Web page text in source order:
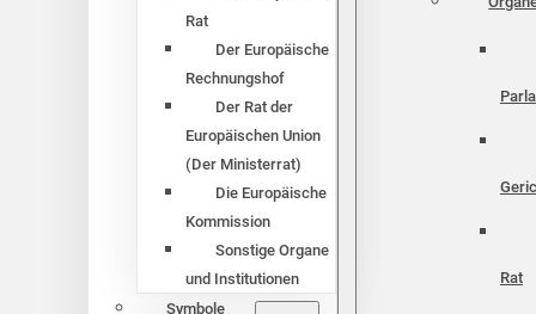
Rat
Der Europäische
Rechnungshof
Der Rat der
Europäischen Union
(Der Ministerrat)
Die Europäische
Kommission
Sonstige Organe
und Institutionen
Symbole
Rat